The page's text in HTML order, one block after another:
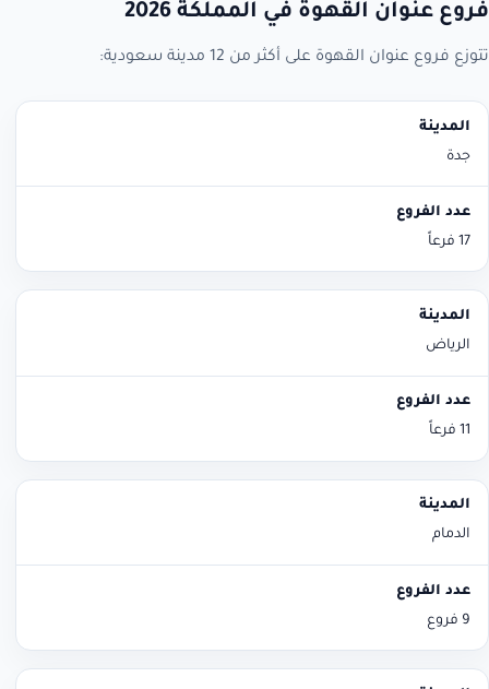
فروع عنوان القهوة في المملكة 2026
تتوزع فروع عنوان القهوة على أكثر من 12 مدينة سعودية:
المدينة
جدة
17 فرعاً
الرياض
11 فرعاً
الدمام
9 فروع